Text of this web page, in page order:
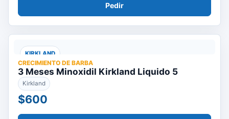
Pedir
KIRKLAND
CRECIMIENTO DE BARBA
3 Meses Minoxidil Kirkland Liquido 5
Kirkland
$600